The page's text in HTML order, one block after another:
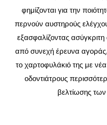
φημίζονται για την
περνούν αυστηρούς
εξασφαλίζοντας
από συνεχή έρευνα αγοράς,
το χαρτοφυλάκιό της με
οδοντιάτρους
βελτίωσης